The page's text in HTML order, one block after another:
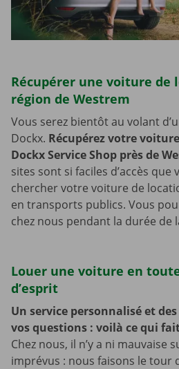
Récupérer une voiture de
région de Westrem
Vous serez bientôt au volant
Dockx. Récupérez votre
Dockx Service Shop près de
sites sont si faciles d’accès que
chercher votre voiture de
en transports publics. Vous
chez nous pendant la durée de
Louer une voiture en
d’esprit
Un service personnalisé et
vos questions : voilà ce qui
Chez nous, il n’y a ni mauvaise
imprévus : nous faisons le tour